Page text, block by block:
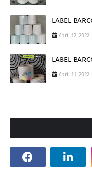
LABEL
April 12, 2022
LABEL
April 11, 2022